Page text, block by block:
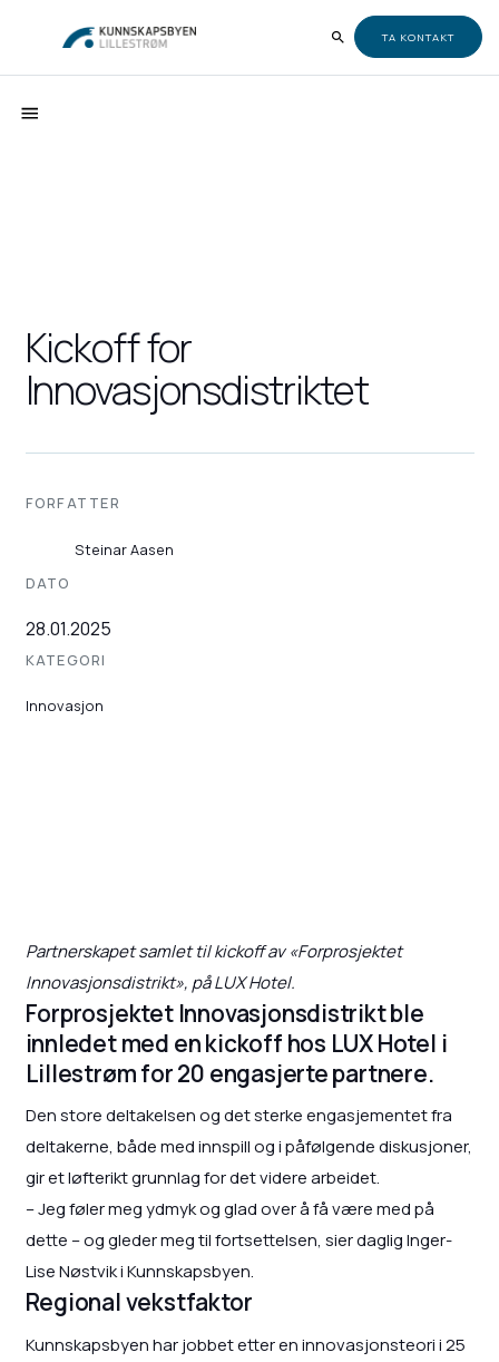
TA KONTAKT
Kickoff for
Innovasjonsdistriktet
FORFATTER
Steinar Aasen
DATO
28.01.2025
KATEGORI
Innovasjon
Partnerskapet samlet til kickoff av «Forprosjektet
Innovasjonsdistrikt», på LUX Hotel.
Forprosjektet Innovasjonsdistrikt ble
innledet med en kickoff hos LUX Hotel i
Lillestrøm for 20 engasjerte partnere.
Den store deltakelsen og det sterke engasjementet fra
deltakerne, både med innspill og i påfølgende diskusjoner,
gir et løfterikt grunnlag for det videre arbeidet.
– Jeg føler meg ydmyk og glad over å få være med på
dette – og gleder meg til fortsettelsen, sier daglig Inger-
Lise Nøstvik i Kunnskapsbyen.
Regional vekstfaktor
Kunnskapsbyen har jobbet etter en innovasjonsteori i 25